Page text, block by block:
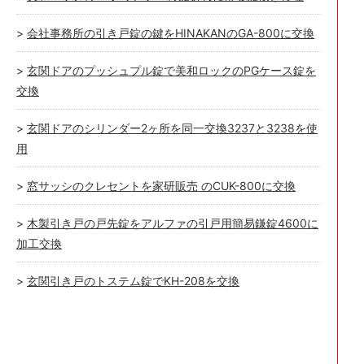
会社事務所の引き戸錠の鍵をHINAKANのGA-800に交換
玄関ドアのプッシュプル錠で美和ロックのPGケース錠を
交換
玄関ドアのシリンダー2ヶ所を同一交換3237と3238を使
用
窓サッシのクレセントを家研販売 のCUK-800に交換
木製引き戸の戸先錠をアルファの引戸用簡易鎌錠4600に
加工交換
玄関引き戸のトステム錠でKH-208を交換